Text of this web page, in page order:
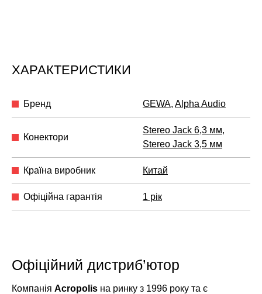
ХАРАКТЕРИСТИКИ
Бренд GEWA, Alpha Audio
Конектори
Stereo Jack 6,3 мм,
Stereo Jack 3,5 мм
Країна виробник Китай
Офіційна гарантія 1 рік
Офіційний дистриб’ютор
Компанія Acropolis на ринку з 1996 року та є